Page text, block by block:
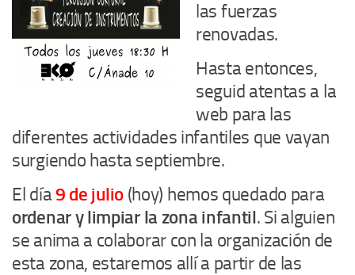
las fuerzas
renovadas.
Hasta entonces,
seguid atentas a la
web para las
diferentes actividades infantiles que vayan
surgiendo hasta septiembre.
El día9 de julio(hoy) hemos quedado para
ordenar y limpiar la zona infantil. Si alguien
se anima a colaborar con la organización de
esta zona, estaremos allí a partir de las